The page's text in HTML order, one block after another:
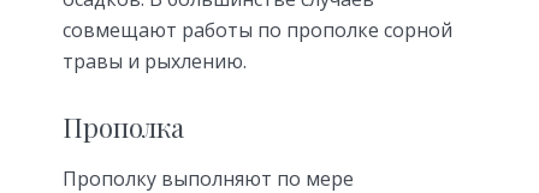
совмещают работы по прополке сорной
травы и рыхлению.
Прополка
Прополку выполняют по мере